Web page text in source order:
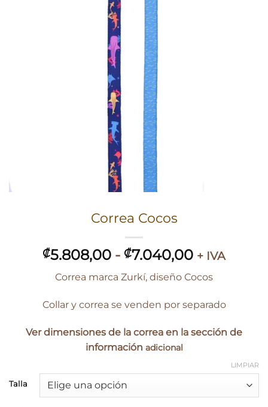
Correa Cocos
₡5.808,00 - ₡7.040,00Rango
precios:
desde
₡5.808,00
hasta
₡7.040,00
+ IVA
Correa marca Zurkí, diseño Cocos
Collar y correa se venden por separado
Ver dimensiones de la correa en la sección de
información adicional
Talla
LIMPIAR